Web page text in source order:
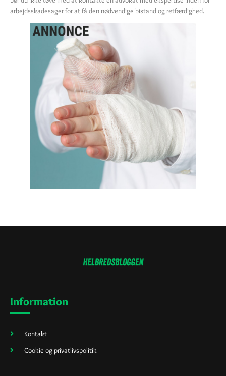
arbejdsskadesager for at få den nødvendige bistand og retfærdighed.
Information
Kontakt
Cookie og privatlivspolitik